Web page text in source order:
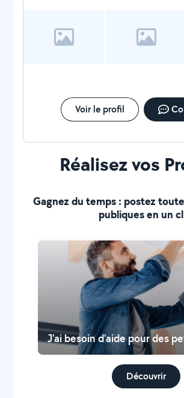
Voir le profil
Réalisez vos
Gagnez du temps : postez
publiques en un
J'ai besoin d'aide pour des
Découvrir